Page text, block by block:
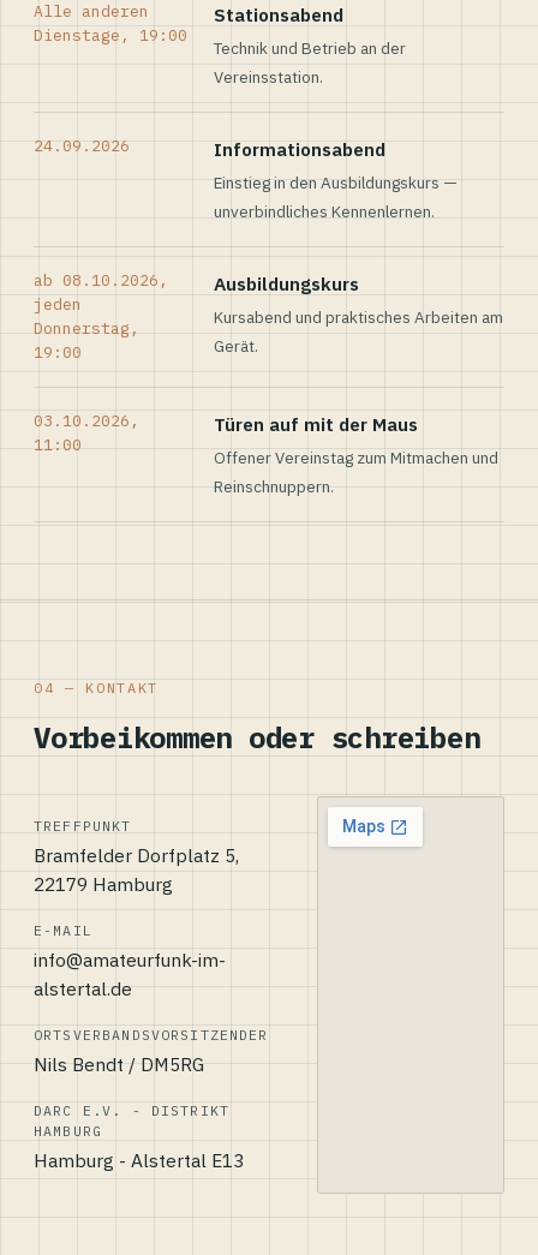
Alle anderen
Dienstage, 19:00
Stationsabend
Technik und Betrieb an der
Vereinsstation.
24.09.2026 Informationsabend
Einstieg in den Ausbildungskurs —
unverbindliches Kennenlernen.
ab 08.10.2026,
jeden
Donnerstag,
19:00
Ausbildungskurs
Kursabend und praktisches Arbeiten am
Gerät.
03.10.2026,
11:00
Türen auf mit der Maus
Offener Vereinstag zum Mitmachen und
Reinschnuppern.
04 — KONTAKT
Vorbeikommen oder schreiben
TREFFPUNKT
Bramfelder Dorfplatz 5,
22179 Hamburg
E-MAIL
info@amateurfunk-im-
alstertal.de
ORTSVERBANDSVORSITZENDER
Nils Bendt / DM5RG
DARC E.V. - DISTRIKT
HAMBURG
Hamburg - Alstertal E13